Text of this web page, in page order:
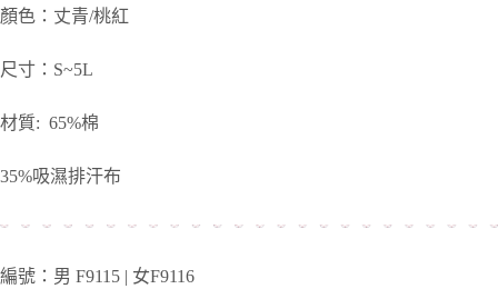
顏色：丈青/桃紅
尺寸：S~5L
材質: 65%棉
35%吸濕排汗布
編號：男 F9115 | 女F9116